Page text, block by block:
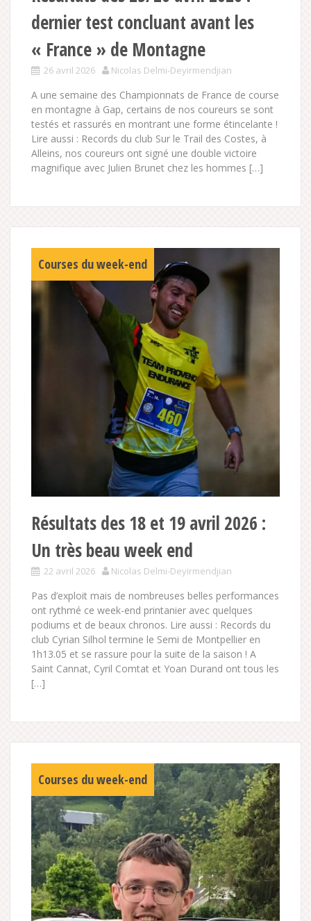
dernier test concluant avant les
« France » de Montagne
26 avril 2026 Nicolas Delmi-Deyirmendjian
A une semaine des Championnats de France de course
en montagne à Gap, certains de nos coureurs se sont
testés et rassurés en montrant une forme étincelante !
Lire aussi : Records du club Sur le Trail des Costes, à
Alleins, nos coureurs ont signé une double victoire
magnifique avec Julien Brunet chez les hommes […]
Courses du week-end
Résultats des 18 et 19 avril 2026 :
Un très beau week end
22 avril 2026 Nicolas Delmi-Deyirmendjian
Pas d’exploit mais de nombreuses belles performances
ont rythmé ce week-end printanier avec quelques
podiums et de beaux chronos. Lire aussi : Records du
club Cyrian Silhol termine le Semi de Montpellier en
1h13.05 et se rassure pour la suite de la saison ! A
Saint Cannat, Cyril Comtat et Yoan Durand ont tous les
[…]
Courses du week-end